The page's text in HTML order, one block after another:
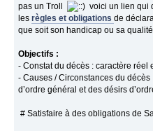
pas un Troll
voici un lien qui
lesrègles et obligations de
que soit son handicap ou sa
Objectifs :
- Constat du décès : caractère réel
- Causes / Circonstances du
d’ordre général et des désirs
# Satisfaire à des obligations de